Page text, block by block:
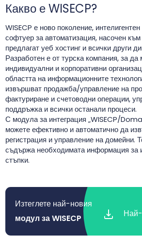
Какво е WISECP?
WISECP е ново поколение,
софтуер за автоматизация, насочен
предлагат уеб хостинг и всички други
Разработен е от турска компания, за да
индивидуални и корпоративни
областта на информационните
извършват продажба/управление на
фактуриране и счетоводни операции,
поддръжка и всички останали процеси.
С модула за интеграция „WISECP/
можете ефективно и автоматично да
регистрация и управление на домейни.
съдържа необходимата информация за
стъпки.
Изтеглете най-новия
модул за WISECP
Най-